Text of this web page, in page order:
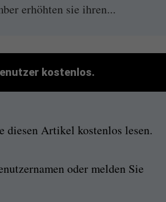
erhöhten sie ihren...
kostenlos.
diesen Artikel kostenlos lesen.
oder melden Sie